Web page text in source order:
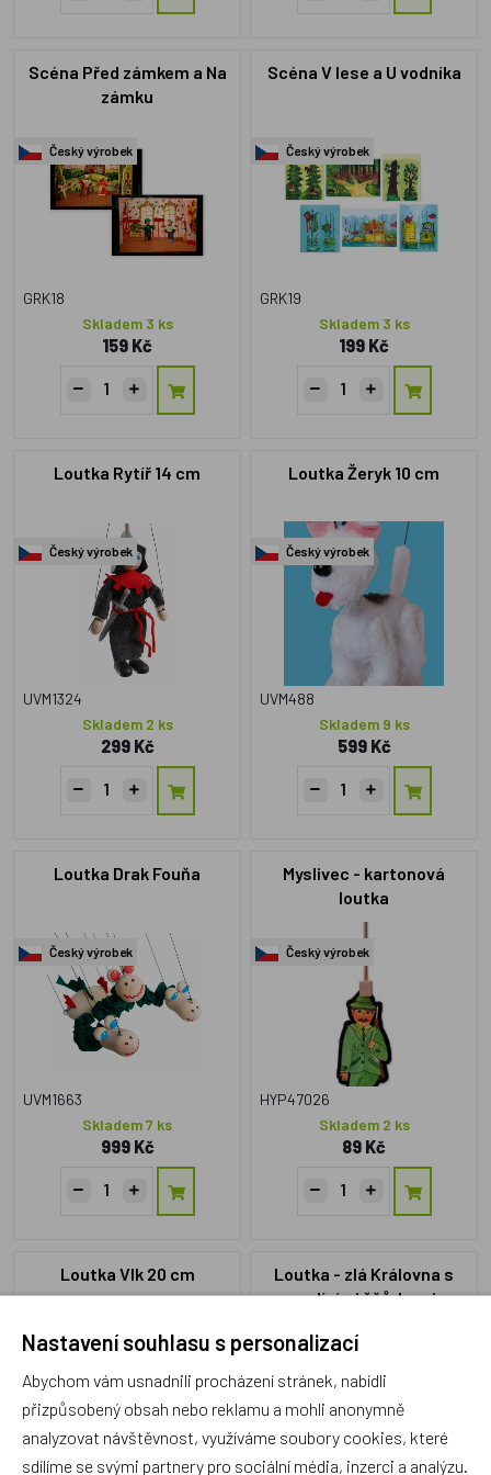
Scéna Před zámkem a Na
zámku
Český výrobek
GRK18
Skladem 3 ks
159 Kč
Scéna V lese a U vodníka
Český výrobek
GRK19
Skladem 3 ks
199 Kč
Loutka Rytíř 14 cm
Český výrobek
UVM1324
Skladem 2 ks
299 Kč
Loutka Žeryk 10 cm
Český výrobek
UVM488
Skladem 9 ks
599 Kč
Loutka Drak Fouňa
Český výrobek
UVM1663
Skladem 7 ks
999 Kč
Myslivec - kartonová
loutka
Český výrobek
HYP47026
Skladem 2 ks
89 Kč
Loutka Vlk 20 cm
Český výrobek
Loutka - zlá Královna s
vodícími šňůrkami
Český výrobek
Nastavení souhlasu s personalizací
Abychom vám usnadnili procházení stránek, nabídli
přizpůsobený obsah nebo reklamu a mohli anonymně
analyzovat návštěvnost, využíváme soubory cookies, které
sdílíme se svými partnery pro sociální média, inzerci a analýzu.